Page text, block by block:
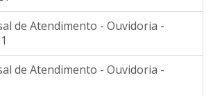
de Atendimento - Ouvidoria -
de Atendimento - Ouvidoria -